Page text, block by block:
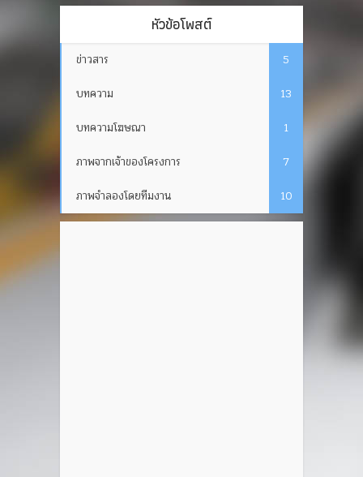
หัวข้อโพสต์
ข่าวสาร
5
บทความ
13
บทความโฆษณา
1
ภาพจากเจ้าของโครงการ
7
ภาพจำลองโดยทีมงาน
10